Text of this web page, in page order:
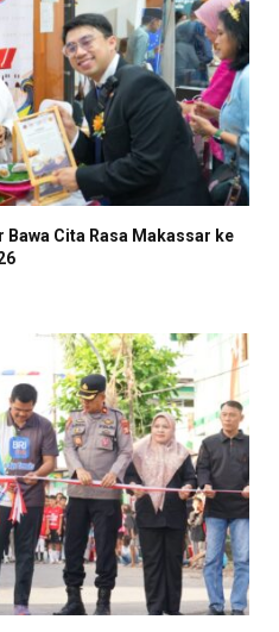
Cita Rasa Makassar ke